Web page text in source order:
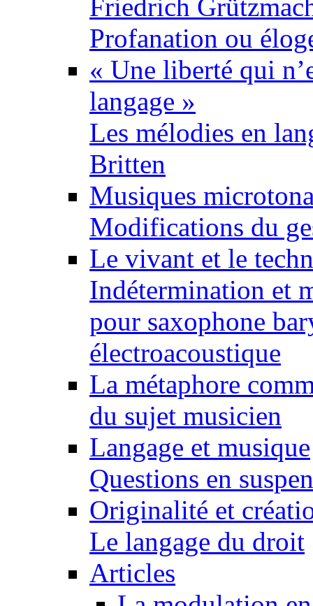
Friedrich
Profanation ou
« Une liberté qui
langage »
Les mélodies en
Britten
Musiques
Modifications du
Le vivant et le
Indétermination et
pour saxophone
électroacoustique
La métaphore
du sujet musicien
Langage et musique
Questions en
Originalité et
Le langage du droit
Articles